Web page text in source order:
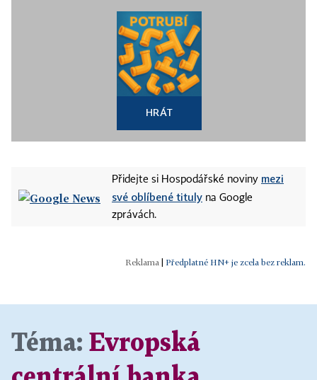
HRÁT
Přidejte si Hospodářské noviny mezi
své oblíbené tituly na Google
zprávách.
Předplatné HN+ je zcela bez reklam.
Téma: Evropská